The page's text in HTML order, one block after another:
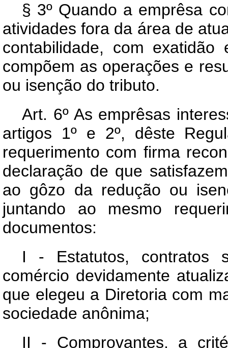
§ 3º Quando a emprêsa
atividades fora da área de
contabilidade, com
compõem as operações e
ou isenção do tributo.
Art. 6º As emprêsas
artigos 1º e 2º, dêste
requerimento com firma
declaração de que
ao gôzo da redução ou
juntando ao mesmo
documentos:
I - Estatutos, contratos
comércio devidamente
que elegeu a Diretoria com
sociedade anônima;
II - Comprovantes, a